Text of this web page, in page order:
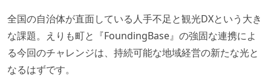
全国の自治体が直面している人手不足と観光DXという大き
な課題。えりも町と『FoundingBase』の強固な連携によ
る今回のチャレンジは、持続可能な地域経営の新たな光と
なるはずです。